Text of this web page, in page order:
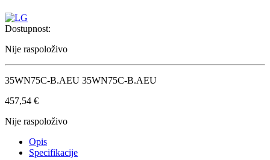
Dostupnost:
Nije raspoloživo
35WN75C-B.AEU 35WN75C-B.AEU
457,54 €
Nije raspoloživo
Opis
Specifikacije